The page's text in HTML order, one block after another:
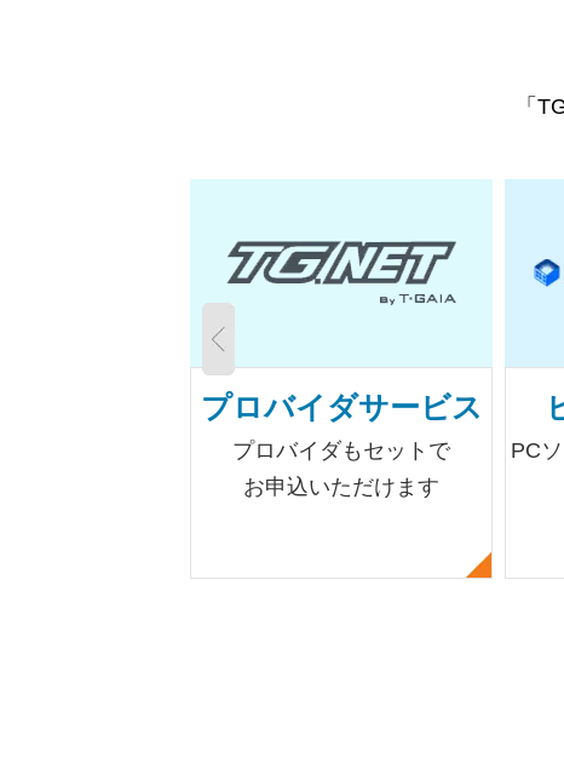
「
プロバイダサービス
プロバイダもセットで
お申込いただけます
PC